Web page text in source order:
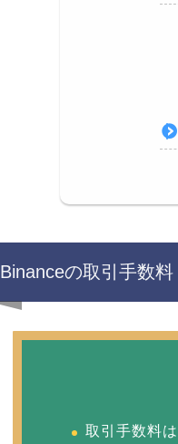
Binanceの取引手数料
取引手数料